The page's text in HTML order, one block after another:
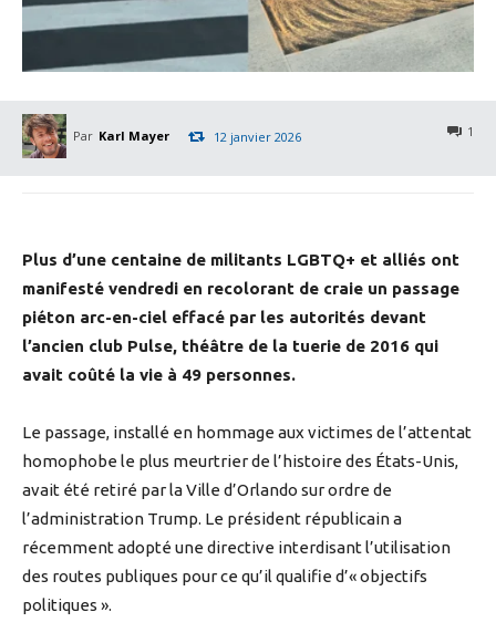
Par Karl Mayer 1
12 janvier 2026
Plus d’une centaine de militants LGBTQ+ et alliés ont
manifesté vendredi en recolorant de craie un passage
piéton arc-en-ciel effacé par les autorités devant
l’ancien club Pulse, théâtre de la tuerie de 2016 qui
avait coûté la vie à 49 personnes.
Le passage, installé en hommage aux victimes de l’attentat
homophobe le plus meurtrier de l’histoire des États-Unis,
avait été retiré par la Ville d’Orlando sur ordre de
l’administration Trump. Le président républicain a
récemment adopté une directive interdisant l’utilisation
des routes publiques pour ce qu’il qualifie d’« objectifs
politiques ».